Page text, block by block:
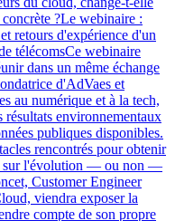
?Le webinaire :
retours d'expérience d'un
télécomsCe webinaire
dans un même échange
d'AdVaes et
au numérique et à la tech,
résultats environnementaux
publiques disponibles.
rencontrés pour obtenir
sur l'évolution — ou non —
Customer Engineer
viendra exposer la
compte de son propre